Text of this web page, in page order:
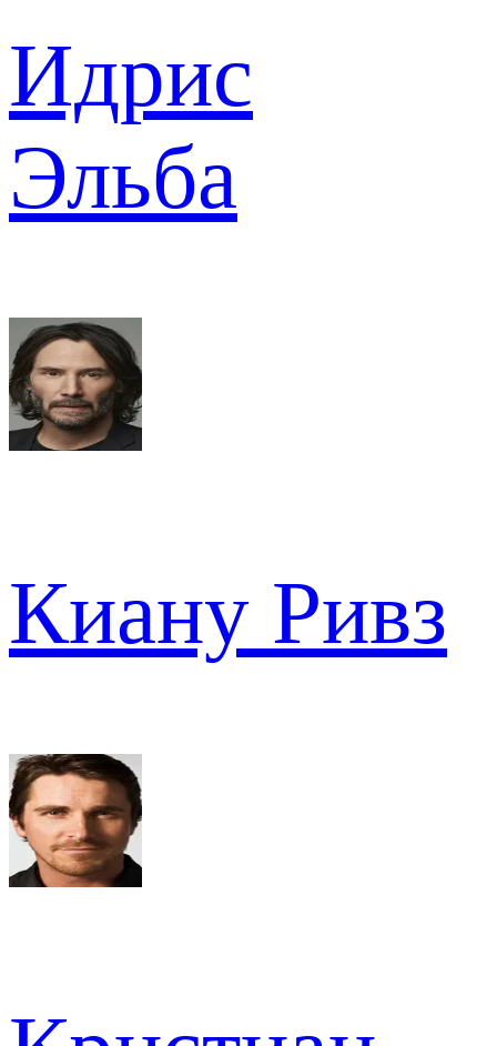
Идрис
Эльба
Киану Ривз